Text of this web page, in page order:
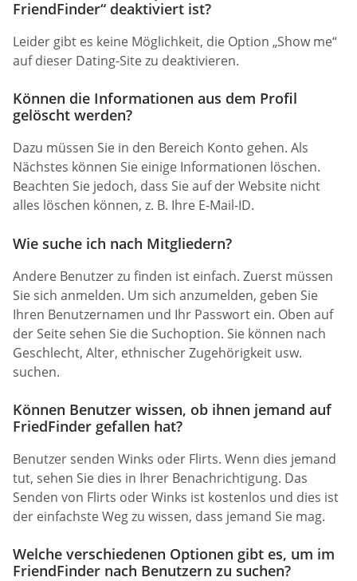
FriendFinder“ deaktiviert ist?
Leider gibt es keine Möglichkeit, die Option „Show me“
auf dieser Dating-Site zu deaktivieren.
Können die Informationen aus dem Profil
gelöscht werden?
Dazu müssen Sie in den Bereich Konto gehen. Als
Nächstes können Sie einige Informationen löschen.
Beachten Sie jedoch, dass Sie auf der Website nicht
alles löschen können, z. B. Ihre E-Mail-ID.
Wie suche ich nach Mitgliedern?
Andere Benutzer zu finden ist einfach. Zuerst müssen
Sie sich anmelden. Um sich anzumelden, geben Sie
Ihren Benutzernamen und Ihr Passwort ein. Oben auf
der Seite sehen Sie die Suchoption. Sie können nach
Geschlecht, Alter, ethnischer Zugehörigkeit usw.
suchen.
Können Benutzer wissen, ob ihnen jemand auf
FriedFinder gefallen hat?
Benutzer senden Winks oder Flirts. Wenn dies jemand
tut, sehen Sie dies in Ihrer Benachrichtigung. Das
Senden von Flirts oder Winks ist kostenlos und dies ist
der einfachste Weg zu wissen, dass jemand Sie mag.
Welche verschiedenen Optionen gibt es, um im
FriendFinder nach Benutzern zu suchen?